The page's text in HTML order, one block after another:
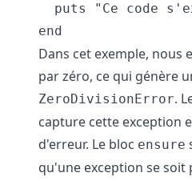
puts "Ce code
Dans cet exemple, nous
par zéro, ce qui génère
ZeroDivisionError.
capture cette exception
d'erreur. Le bloc ensure
qu'une exception se